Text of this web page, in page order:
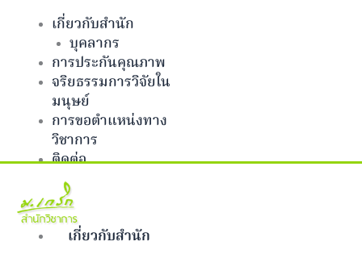
เกี่ยวกับสำนัก
บุคลากร
การประกันคุณภาพ
จริยธรรมการวิจัยใน
มนุษย์
การขอตำแหน่งทาง
วิชาการ
ติดต่อ
ดาวน์โหลดเอกสาร
เกี่ยวกับสำนัก